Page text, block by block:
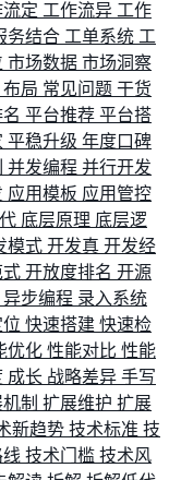
定 工作流异 工作
务结合 工单系统 工
市场数据 市场洞察
布局 常见问题 干货
平台推荐 平台搭
平稳升级 年度口碑
并发编程 并行开发
应用模板 应用管控
底层原理 底层逻
模式 开发真 开发经
式 开放度排名 开源
异步编程 录入系统
快速搭建 快速检
优化 性能对比 性能
成长 战略差异 手写
制 扩展维护 扩展
新趋势 技术标准 技
线 技术门槛 技术风